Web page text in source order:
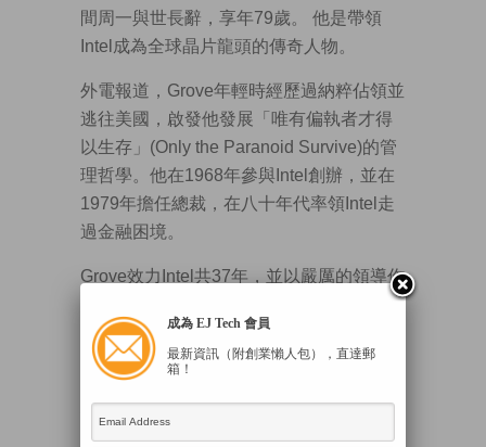
間周一與世長辭，享年79歲。 他是帶領
Intel成為全球晶片龍頭的傳奇人物。
外電報道，Grove年輕時經歷過納粹佔領並
逃往美國，啟發他發展「唯有偏執者才得
以生存」(Only the Paranoid Survive)的管
理哲學。他在1968年參與Intel創辦，並在
1979年擔任總裁，在八十年代率領Intel走
過金融困境。
Grove效力Intel共37年，並以嚴厲的領導作
風聞名。他在1997年被《時代雜誌》選為
年度風雲人物。
Intel沒有詳述Grove死因，但該名傳奇人物
患有腦退化症，亦曾在1990年代中期罹患
成為 EJ Tech 會員
最新資訊（附創業懶人包），直達郵
箱！